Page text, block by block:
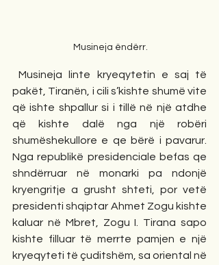
Musineja ëndërr.
Musineja linte kryeqytetin e saj të
pakët, Tiranën, i cili s’kishte shumë vite
që ishte shpallur si i tillë në një atdhe
që kishte dalë nga një robëri
shumëshekullore e qe bërë i pavarur.
Nga republikë presidenciale befas qe
shndërruar në monarki pa ndonjë
kryengritje a grusht shteti, por vetë
presidenti shqiptar Ahmet Zogu kishte
kaluar në Mbret, Zogu I. Tirana sapo
kishte filluar të merrte pamjen e një
kryeqyteti të çuditshëm, sa oriental në